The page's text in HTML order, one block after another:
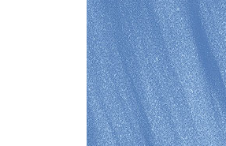
킹의 마지막 노래
맬컴 엑스
흑표당
블랙파워와 블랙 이즈 뷰
버밍햄의 폭탄, 색소폰의
강처럼, 폭포처럼
폭동 이후의 노래: 와츠택